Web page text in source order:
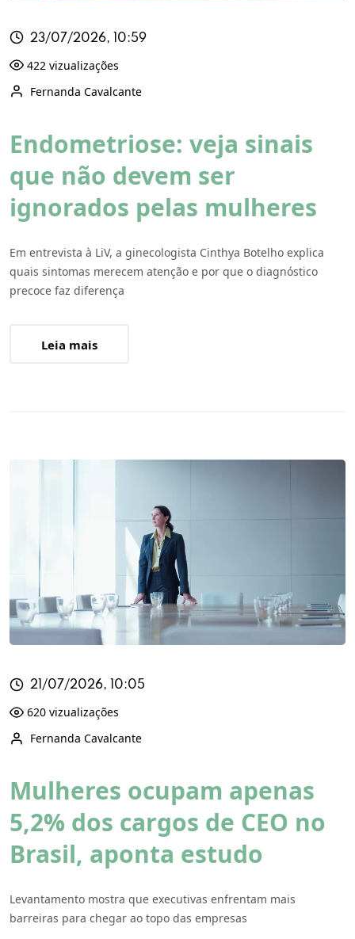
23/07/2026, 10:59
422 vizualizações
Fernanda Cavalcante
Endometriose: veja sinais
que não devem ser
ignorados pelas mulheres
Em entrevista à LiV, a ginecologista Cinthya Botelho explica
quais sintomas merecem atenção e por que o diagnóstico
precoce faz diferença
Leia mais
21/07/2026, 10:05
620 vizualizações
Fernanda Cavalcante
Mulheres ocupam apenas
5,2% dos cargos de CEO no
Brasil, aponta estudo
Levantamento mostra que executivas enfrentam mais
barreiras para chegar ao topo das empresas